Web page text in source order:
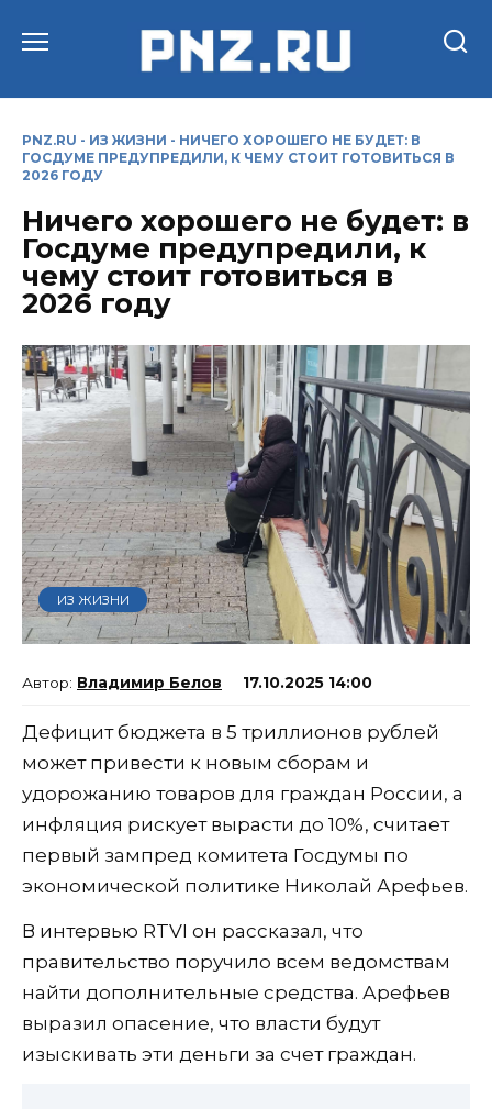
PNZ.RU - ИЗ ЖИЗНИ - НИЧЕГО ХОРОШЕГО НЕ БУДЕТ: В
ГОСДУМЕ ПРЕДУПРЕДИЛИ, К ЧЕМУ СТОИТ ГОТОВИТЬСЯ В
2026 ГОДУ
Ничего хорошего не будет: в
Госдуме предупредили, к
чему стоит готовиться в
2026 году
ИЗ ЖИЗНИ
Владимир Белов 17.10.2025 14:00
Дефицит бюджета в 5 триллионов рублей
может привести к новым сборам и
удорожанию товаров для граждан России, а
инфляция рискует вырасти до 10%, считает
первый зампред комитета Госдумы по
экономической политике Николай Арефьев.
В интервью RTVI он рассказал, что
правительство поручило всем ведомствам
найти дополнительные средства. Арефьев
выразил опасение, что власти будут
изыскивать эти деньги за счет граждан.